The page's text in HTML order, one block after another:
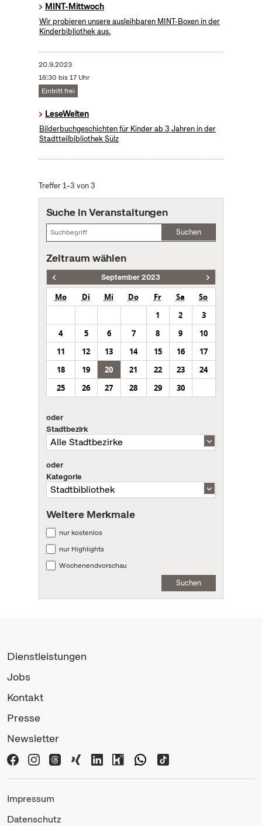
MINT-Mittwoch
Wir probieren unsere ausleihbaren MINT-Boxen in der
Kinderbibliothek aus.
20.9.2023
16:30 bis 17 Uhr
Eintritt frei
LeseWelten
Bilderbuchgeschichten für Kinder ab 3 Jahren in der
Stadtteilbibliothek Sülz
Treffer 1–3 von 3
Suche in Veranstaltungen
Suchen
Zeitraum wählen
September 2023
Mo Di Mi Do Fr Sa
So
1
2
3
4
5 6 7 8 9
10
11
12 13 14 15 16
17
18
19 20 21 22 23
24
25
26 27 28 29 30
oder
Stadtbezirk
oder
Kategorie
Weitere Merkmale
nur kostenlos
nur Highlights
Wochenendvorschau
Suchen
Dienstleistungen
Jobs
Kontakt
Presse
Newsletter
Impressum
Datenschutz